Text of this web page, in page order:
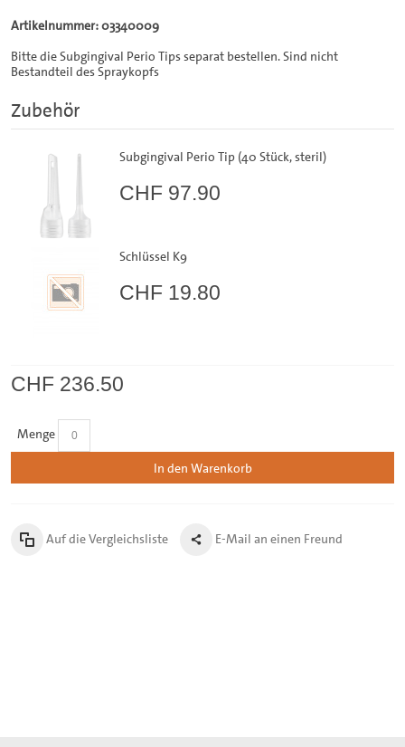
Artikelnummer: 03340009
Bitte die Subgingival Perio Tips separat bestellen. Sind nicht
Bestandteil des Spraykopfs
Zubehör
Subgingival Perio Tip (40 Stück, steril)
CHF 97.90
Schlüssel K9
CHF 19.80
CHF 236.50
Menge
In den Warenkorb
Auf die Vergleichsliste E-Mail an einen Freund